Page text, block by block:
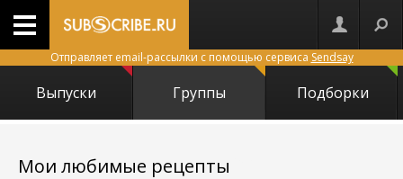
Отправляет email-рассылки с помощью сервиса Sendsay
Выпуски Группы Подборки
Мои любимые рецепты